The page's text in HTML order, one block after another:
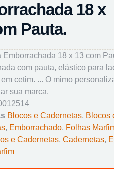
18 x
Pauta.
Emborrachada 18 x 13 com
com pauta, elástico para
cetim. ... O mimo
sua marca.
Blocos e Cadernetas, Blocos
, Emborrachado, Folhas
e Cadernetas, Cadernetas,